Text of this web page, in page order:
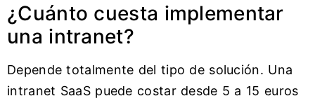
¿Cuánto cuesta implementar
una intranet?
Depende totalmente del tipo de solución. Una
intranet SaaS puede costar desde 5 a 15 euros